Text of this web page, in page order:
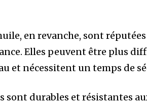
en revanche, sont
Elles peuvent être plus
et nécessitent un temps de
sont durables et résistantes